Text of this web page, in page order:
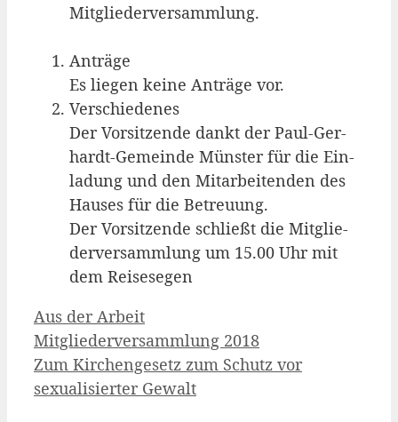
Mitgliederversammlung.
Anträ­ge
Es lie­gen kei­ne Anträ­ge vor.
Ver­schie­de­nes
Der Vor­sit­zen­de dankt der Paul-Ger­
hardt-Gemein­de Müns­ter für die Ein­
la­dung und den Mit­ar­bei­ten­den des
Hau­ses für die Betreu­ung.
Der Vor­sit­zen­de schließt die Mit­glie­
der­ver­samm­lung um 15.00 Uhr mit
dem Reisesegen
Kategorien
Aus der Arbeit
Mitgliederversammlung 2018
Zum Kirchengesetz zum Schutz vor
sexualisierter Gewalt